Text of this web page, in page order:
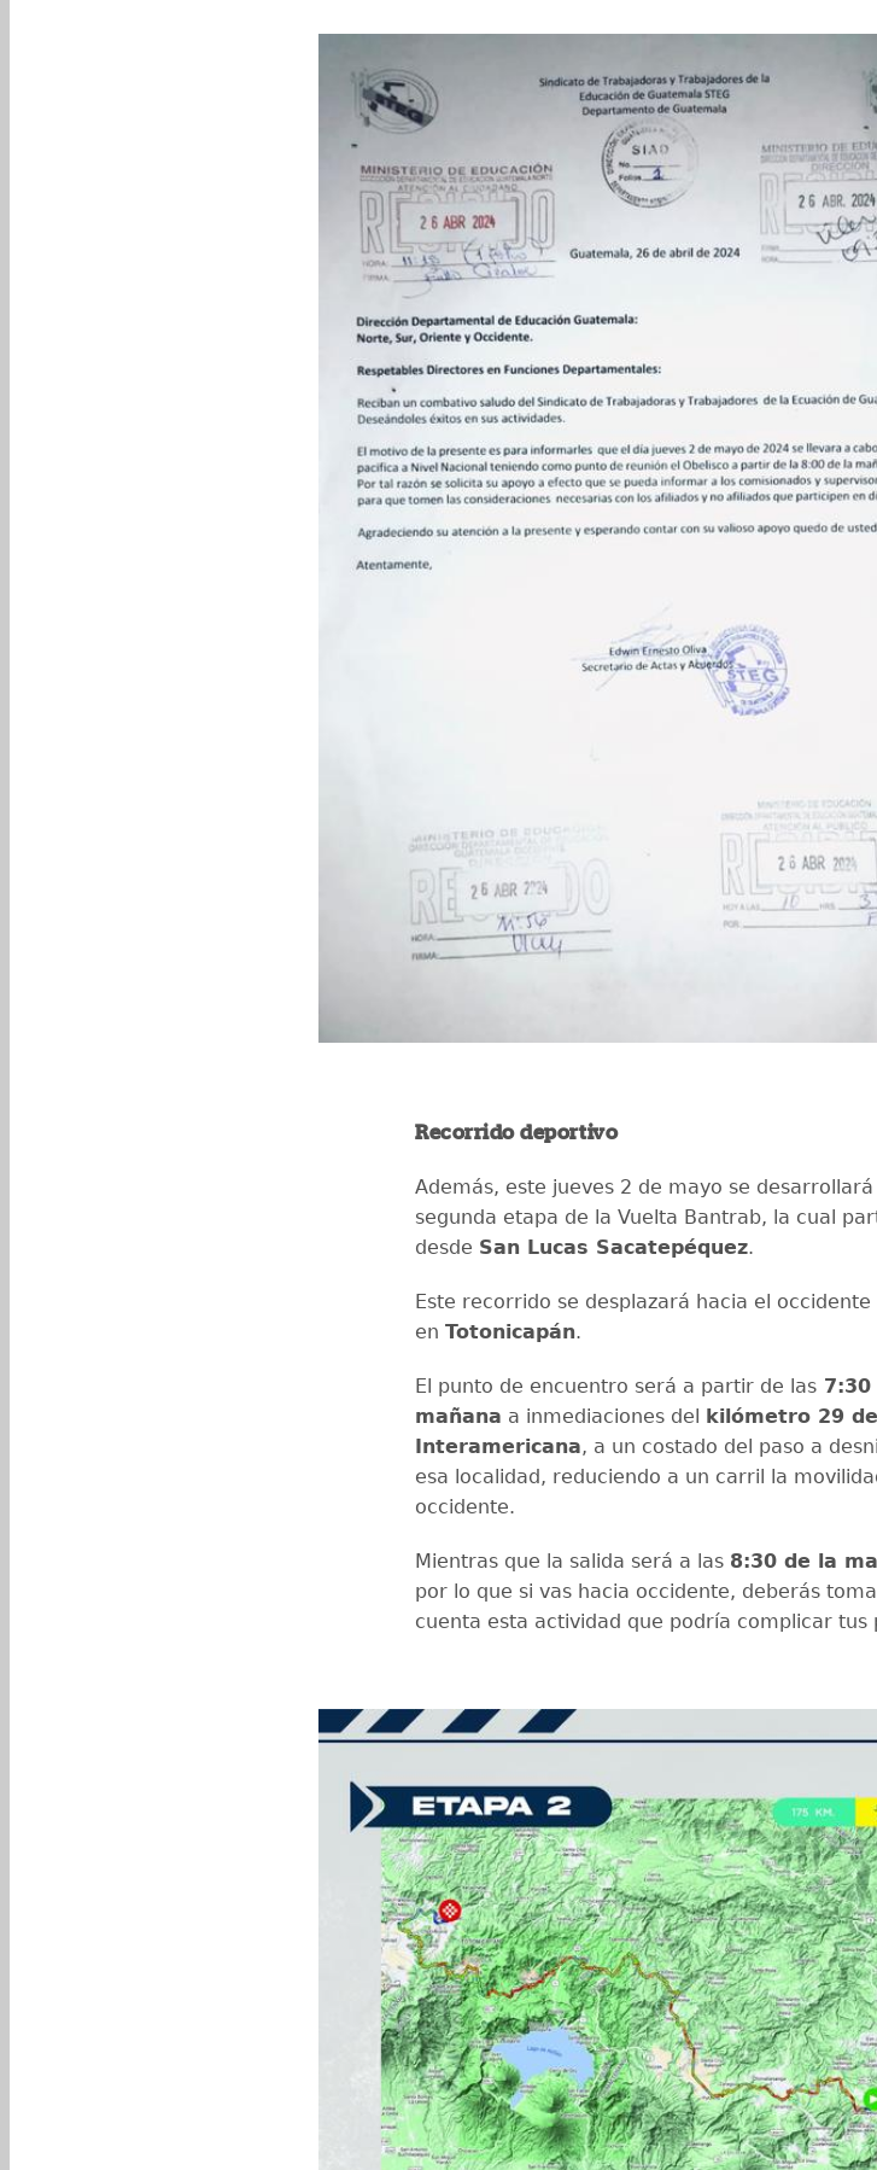
Recorrido deportivo
Además, este jueves 2 de mayo se desarrollará
segunda etapa de la Vuelta Bantrab, la cual
desde San Lucas Sacatepéquez.
Este recorrido se desplazará hacia el
en Totonicapán.
El punto de encuentro será a partir de las 7:30
mañana a inmediaciones del kilómetro 29
Interamericana, a un costado del paso a
esa localidad, reduciendo a un carril la
occidente.
Mientras que la salida será a las 8:30 de la
por lo que si vas hacia occidente, deberás
cuenta esta actividad que podría complicar tus